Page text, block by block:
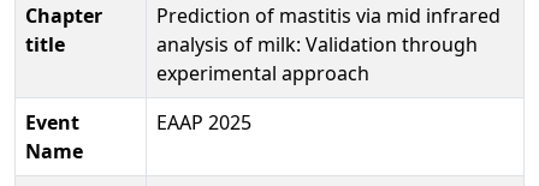
Chapter
title
Prediction of mastitis via mid infrared
analysis of milk: Validation through
experimental approach
Event
Name
EAAP 2025